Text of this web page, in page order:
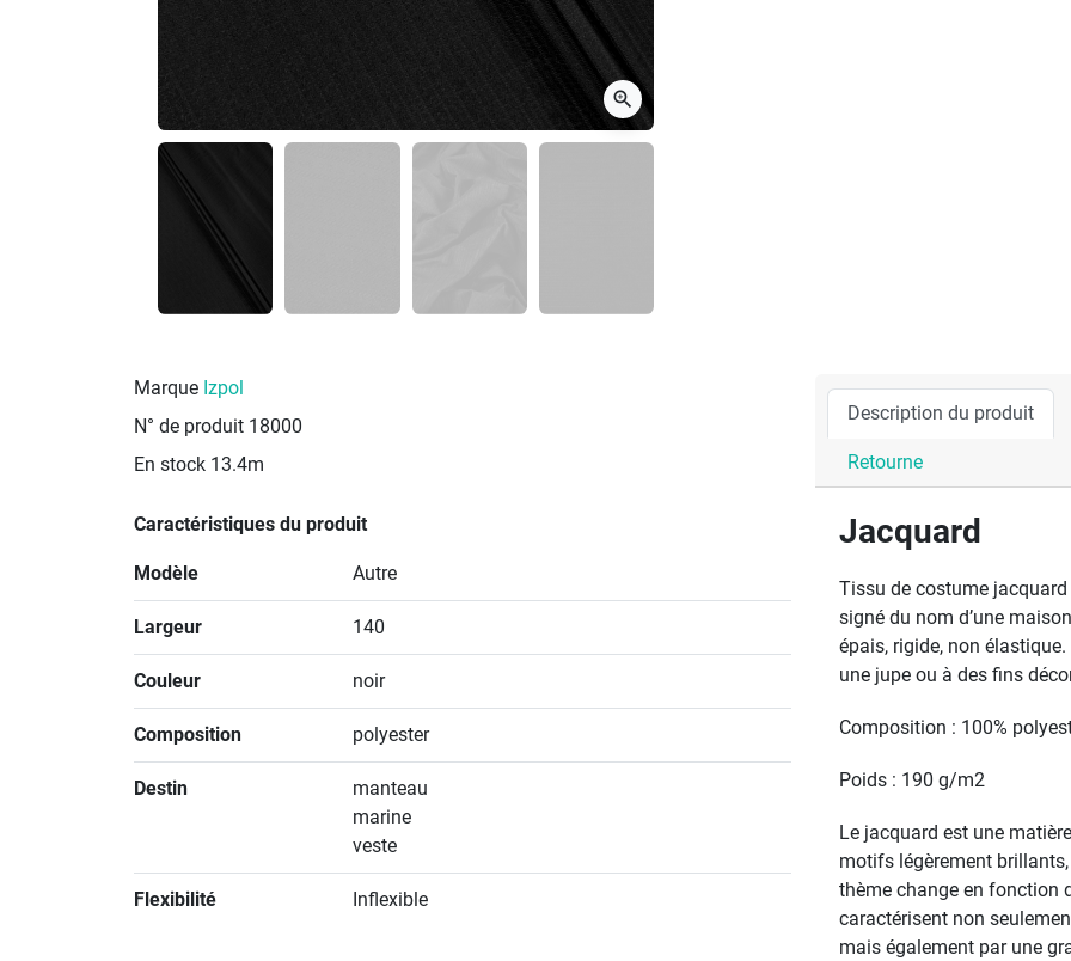
zoom_in
Marque Izpol
N° de produit 18000
En stock 13.4m
Caractéristiques du produit
Modèle Autre
Largeur 140
Couleur noir
Composition polyester
Destin
manteau
marine
veste
Flexibilité Inflexible
Description du produit
Retourne
Jacquard
Tissu de costume
signé du nom d’une
épais, rigide, non
une jupe ou à des fins
Composition : 100%
Poids : 190 g/m2
Le jacquard est une
motifs légèrement
thème change en fonction
caractérisent non
mais également par une